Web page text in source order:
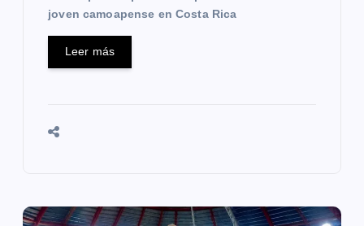
joven camoapense en Costa Rica
Leer más